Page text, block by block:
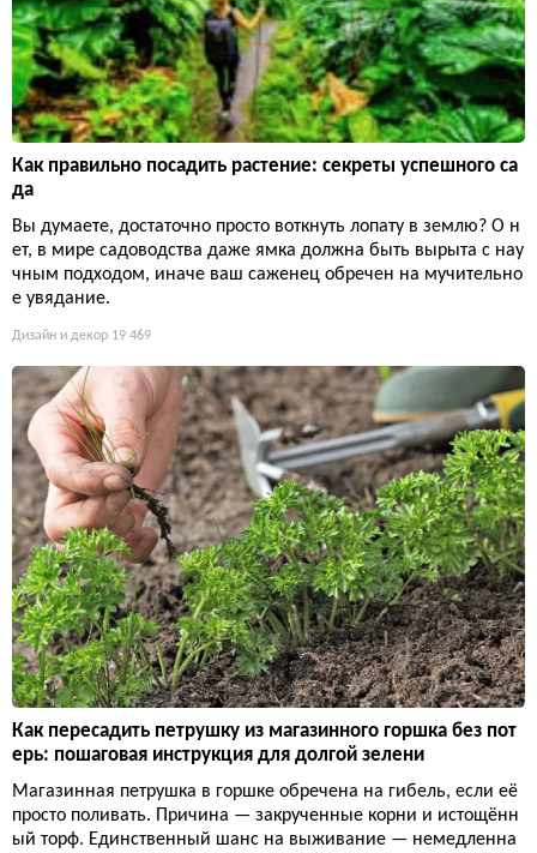
Как правильно посадить растение: секреты успешного са
да
Вы думаете, достаточно просто воткнуть лопату в землю? О н
ет, в мире садоводства даже ямка должна быть вырыта с нау
чным подходом, иначе ваш саженец обречен на мучительно
е увядание.
Дизайн и декор 19 469
Как пересадить петрушку из магазинного горшка без пот
ерь: пошаговая инструкция для долгой зелени
Магазинная петрушка в горшке обречена на гибель, если её
просто поливать. Причина — закрученные корни и истощённ
ый торф. Единственный шанс на выживание — немедленна